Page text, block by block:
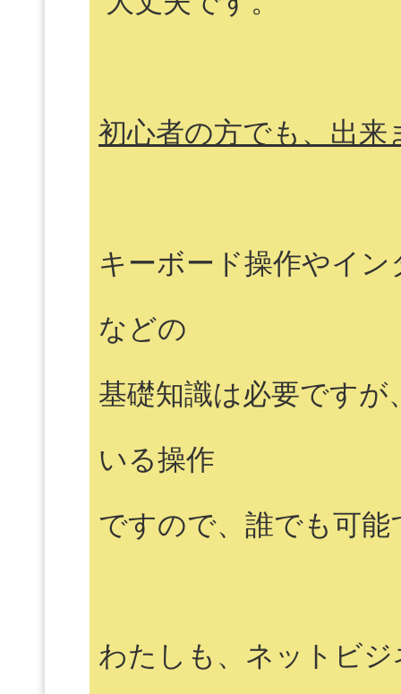
初心者の方でも、出来
キーボード操作やイ
などの
基礎知識は必要です
いる操作
ですので、誰でも可能
わたしも、ネットビ